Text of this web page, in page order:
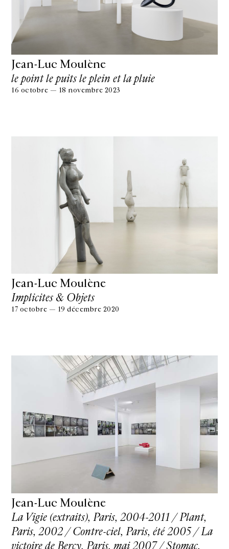
Jean-Luc Moulène
le point le puits le plein et la pluie
16 octobre — 18 novembre 2023
Jean-Luc Moulène
Implicites & Objets
17 octobre — 19 décembre 2020
Jean-Luc Moulène
La Vigie (extraits), Paris, 2004-2011 / Plant,
Paris, 2002 / Contre-ciel, Paris, été 2005 / La
victoire de Bercy, Paris, mai 2007 / Stomac,